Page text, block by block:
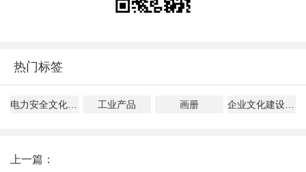
热门标签
工业产品 画册
上一篇：